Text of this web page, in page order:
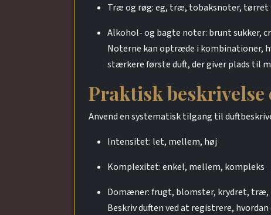
Træ og røg: eg, træ, tobaksnoter,
Alkohol- og bagte noter: brunt sukker,
Noterne kan optræde i kombinationer,
stærkere første duft, der giver plads til
Praktisk
Anvend en systematisk tilgang til
Intensitet: let, mellem, høj
Komplexitet: enkel, mellem, kompleks
Domæner: frugt, blomster, krydret, træ,
Beskriv duften ved at registrere,